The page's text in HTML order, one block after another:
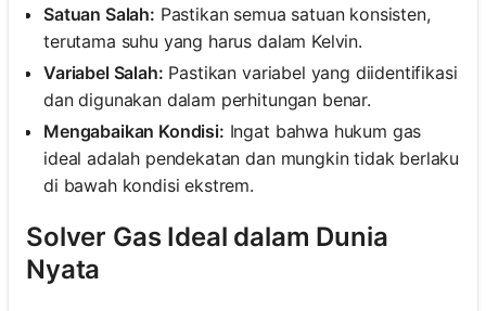
Satuan Salah: Pastikan semua satuan konsisten,
terutama suhu yang harus dalam Kelvin.
Variabel Salah: Pastikan variabel yang diidentifikasi
dan digunakan dalam perhitungan benar.
Mengabaikan Kondisi: Ingat bahwa hukum gas
ideal adalah pendekatan dan mungkin tidak berlaku
di bawah kondisi ekstrem.
Solver Gas Ideal dalam Dunia
Nyata